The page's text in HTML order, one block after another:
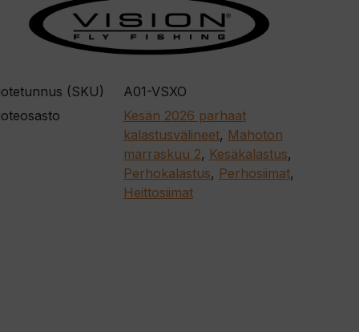
(SKU)
A01-VSXO
Kesän 2026 parhaat
kalastusvälineet, Mahoton
marraskuu 2, Kesäkalastus,
Perhokalastus, Perhosiimat,
Heittosiimat